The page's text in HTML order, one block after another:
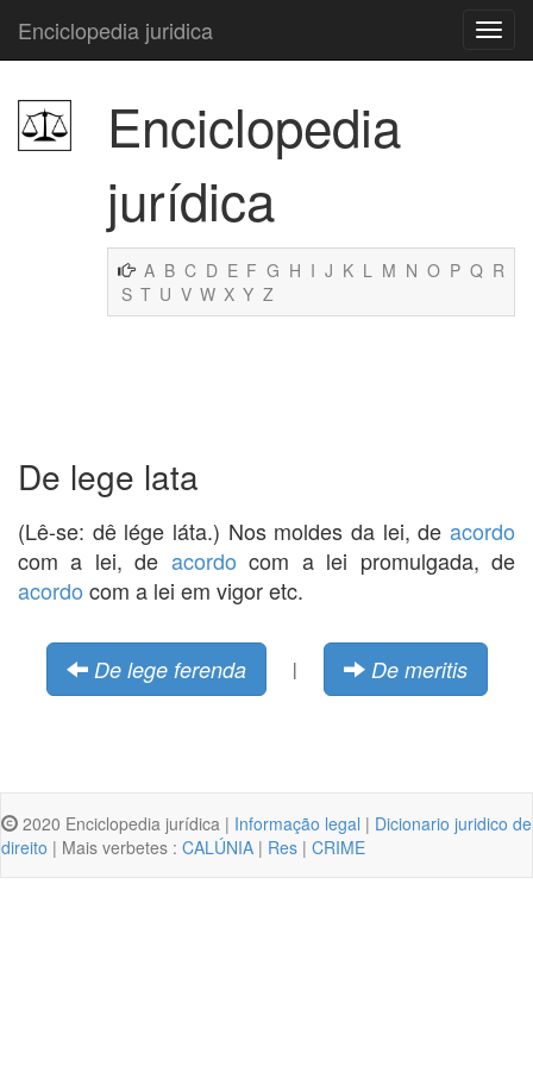
Enciclopedia juridica
Enciclopedia
jurídica
A B C D E F G H I J K L M N O P Q R
S T U V W X Y Z
De lege lata
(Lê-se: dê lége láta.) Nos moldes da lei, de acordo
com a lei, de acordo com a lei promulgada, de
acordo com a lei em vigor etc.
De lege ferenda | De meritis
2020 Enciclopedia jurídica | Informação legal | Dicionario juridico de
direito | Mais verbetes : CALÚNIA | Res | CRIME